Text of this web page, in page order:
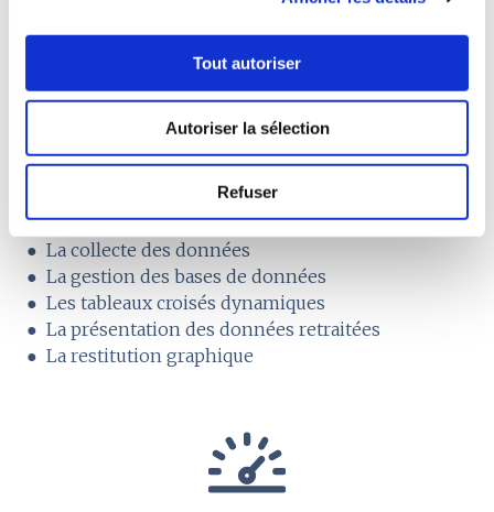
n
Tout autoriser
Autoriser la sélection
Refuser
Mise en forme des données et
canevas
La mise en forme et la restitution des informations
est l'une des forces d'Excel:
● La collecte des données
● La gestion des bases de données
● Les tableaux croisés dynamiques
● La présentation des données retraitées
● La restitution graphique